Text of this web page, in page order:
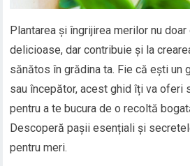
Plantarea și îngrijirea merilor nu
delicioase, dar contribuie și la
sănătos în grădina ta. Fie că ești un
sau începător, acest ghid îți va oferi
pentru a te bucura de o recoltă
Descoperă pașii esențiali și
pentru meri.